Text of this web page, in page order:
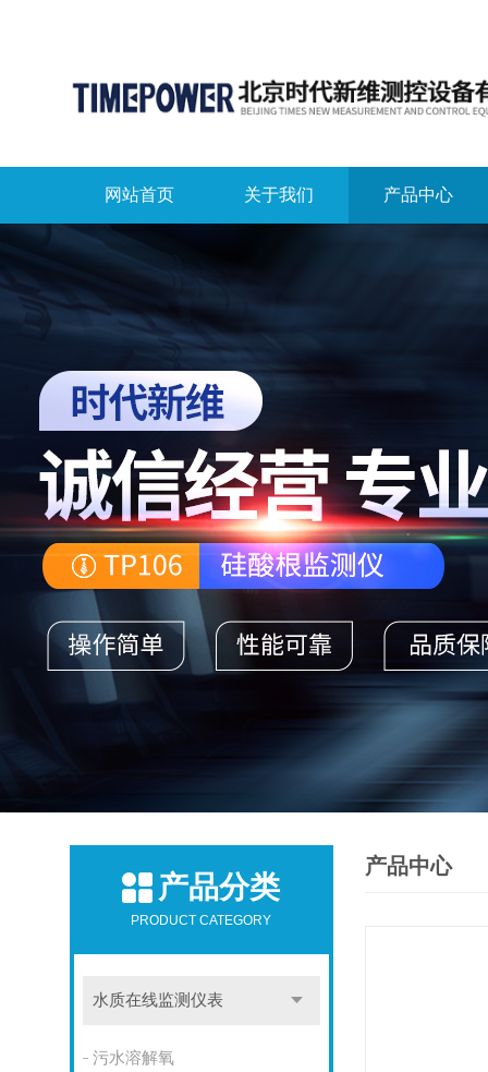
网站首页 关于我们 产品中心
产品分类
PRODUCT CATEGORY
水质在线监测仪表
污水溶解氧
产品中心